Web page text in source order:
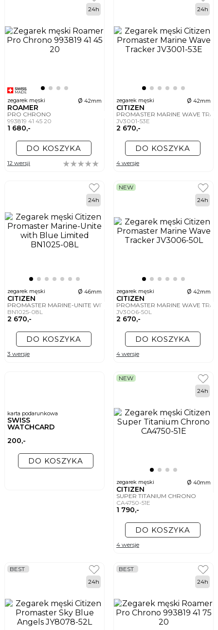
zegarek męski ø 42mm
ROAMER
PRO CHRONO
993819 41 45 20
1 680,-
24h
DO KOSZYKA
12 wersji
zegarek męski ø 42mm
CITIZEN
PROMASTER MARINE WAVE
JV3001-53E
2 670,-
24h
DO KOSZYKA
4 wersje
zegarek męski ø 46mm
CITIZEN
PROMASTER MARINE-UNITE WITH BLUE LIMITED
BN1025-08L
2 670,-
24h
DO KOSZYKA
3 wersje
zegarek męski ø 42mm
CITIZEN
PROMASTER MARINE WAVE
JV3006-50L
2 670,-
NEW
24h
DO KOSZYKA
4 wersje
karta podarunkowa
SWISS
WATCHCARD
200,-
DO KOSZYKA
zegarek męski ø 40mm
CITIZEN
SUPER TITANIUM CHRONO
CA4750-51E
1 790,-
NEW
24h
DO KOSZYKA
4 wersje
BEST
24h
BEST
24h